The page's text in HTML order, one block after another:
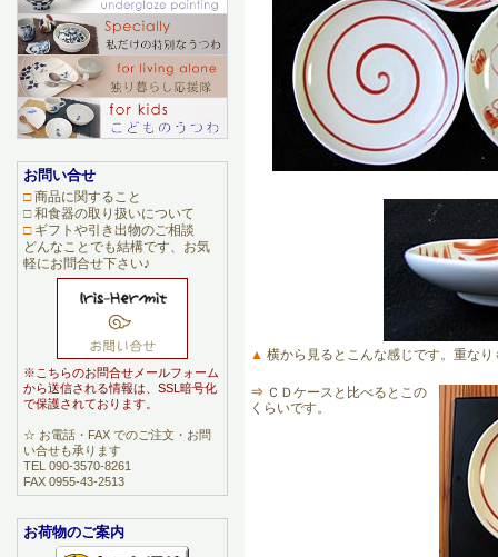
▲ 横から見るとこんな感じです。重なり
⇒ ＣＤケースと比べるとこの
くらいです。
お問い合せ
□商品に関すること
□和食器の取り扱いについて
□ギフトや引き出物のご相談
どんなことでも結構です、お気
軽にお問合せ下さい♪
※こちらのお問合せメールフォーム
から送信される情報は、SSL暗号化
で保護されております。
☆ お電話・FAX でのご注文・お問
い合せも承ります
TEL 090-3570-8261
FAX 0955-43-2513
お荷物のご案内